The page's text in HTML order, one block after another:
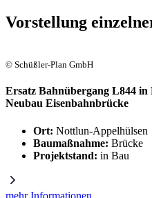
Vorstellung
© Schüßler-Plan GmbH
Ersatz Bahnübergang L844
Neubau Eisenbahnbrücke
Ort: Nottlun-Appelhülsen
Baumaßnahme: Brücke
Projektstand: in Bau
mehr Informationen